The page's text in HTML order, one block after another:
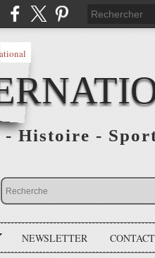
Histoire -
NEWSLETTER CONTACT